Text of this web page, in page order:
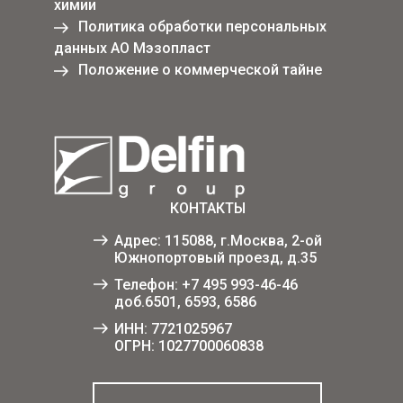
химии
Политика обработки персональных
данных АО Мэзопласт
Положение о коммерческой тайне
КОНТАКТЫ
Адрес: 115088, г.Москва, 2-ой
Южнопортовый проезд, д.35
Телефон: +7 495 993-46-46
доб.6501, 6593, 6586
ИНН: 7721025967
ОГРН: 1027700060838